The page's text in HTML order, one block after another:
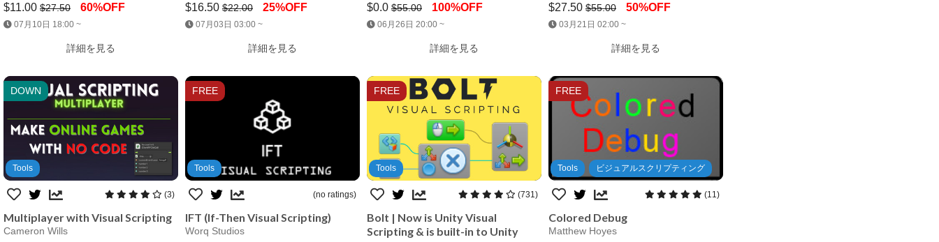
$11.00 $27.50 60%OFF
07月10日 18:00 ~
詳細を見る
$16.50 $22.00 25%OFF
07月03日 03:00 ~
詳細を見る
$0.0 $55.00 100%OFF
06月26日 20:00 ~
詳細を見る
$27.50 $55.00 50%OFF
03月21日 02:00 ~
詳細を見る
DOWN
Jump AssetStore
Tools
(3)
Multiplayer with Visual Scripting
Cameron Wills
FREE
Jump AssetStore
Tools
(no ratings)
IFT (If-Then Visual Scripting)
Worq Studios
FREE
Jump AssetStore
Tools
(731)
Bolt | Now is Unity Visual
Scripting & is built-in to Unity
FREE
Jump AssetStore
Tools ビジュアルスクリプティング
(11)
Colored Debug
Matthew Hoyes